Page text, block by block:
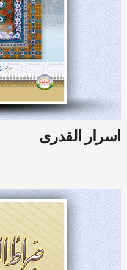
اسرار القدری